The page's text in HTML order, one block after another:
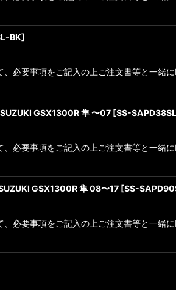
BK]
必要事項をご記入の上ご注文書等と一緒
GSX1300R 隼 〜07 [SS-
必要事項をご記入の上ご注文書等と一緒
GSX1300R 隼 08〜17 [SS-
必要事項をご記入の上ご注文書等と一緒